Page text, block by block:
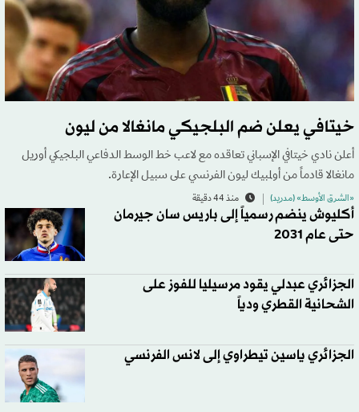
خيتافي يعلن ضم البلجيكي مانغالا من ليون
أعلن نادي خيتافي الإسباني تعاقده مع لاعب خط الوسط الدفاعي البلجيكي أوريل
مانغالا قادماً من أولمبيك ليون الفرنسي على سبيل الإعارة.
«الشرق الأوسط» (مدريد) منذ 44 دقيقة
أكليوش ينضم رسمياً إلى باريس سان جيرمان
حتى عام 2031
الجزائري عبدلي يقود مرسيليا للفوز على
الشحانية القطري ودياً
الجزائري ياسين تيطراوي إلى لانس الفرنسي